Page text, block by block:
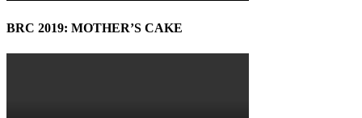
BRC 2019: MOTHER’S CAKE